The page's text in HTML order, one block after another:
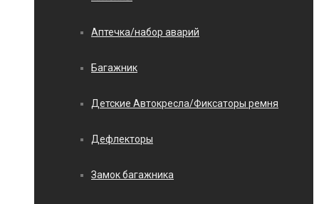
Аптечка/набор аварий
Багажник
Детские Автокресла/Фиксаторы ремня
Дефлекторы
Замок багажника